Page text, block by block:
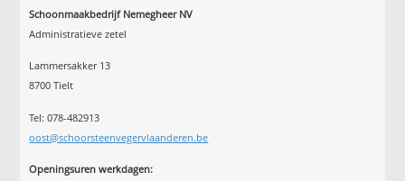
Schoonmaakbedrijf Nemegheer NV
Administratieve zetel
Lammersakker 13
8700 Tielt
Tel: 078-482913
oost@schoorsteenvegervlaanderen.be
Openingsuren werkdagen: